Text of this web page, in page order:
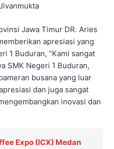
Jawa Timur DR. Aries
apresiasi yang
1 Buduran, “Kami sangat
SMK Negeri 1 Buduran,
busana yang luar
dan juga sangat
inovasi dan
Expo (ICX) Medan